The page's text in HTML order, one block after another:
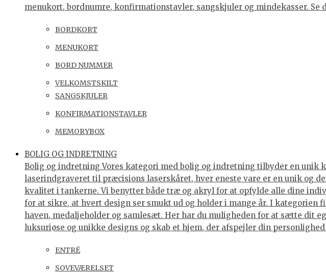
menukort, bordnumre, konfirmationstavler, sangskjuler og mindekasser. Se
BORDKORT
MENUKORT
BORD NUMMER
VELKOMSTSKILT
SANGSKJULER
KONFIRMATIONSTAVLER
MEMORYBOX
BOLIG OG INDRETNING
Bolig og indretning Vores kategori med bolig og indretning tilbyder en
laserindgraveret til præcisions laserskåret, hver eneste vare er en unik og
kvalitet i tankerne. Vi benytter både træ og akryl for at opfylde alle dine
for at sikre, at hvert design ser smukt ud og holder i mange år. I
haven, medaljeholder og samlesæt. Her har du muligheden for at sætte dit
luksuriøse og unikke designs og skab et hjem, der afspejler din
ENTRÉ
SOVEVÆRELSET